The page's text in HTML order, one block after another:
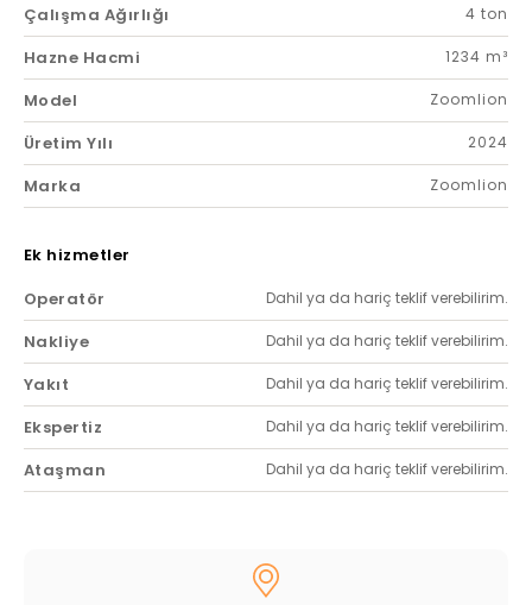
Çalışma Ağırlığı 4 ton
Hazne Hacmi 1234 m³
Model Zoomlion
Üretim Yılı 2024
Marka Zoomlion
Ek hizmetler
Operatör
Dahil ya da hariç teklif verebilirim.
Nakliye Dahil ya da hariç teklif verebilirim.
Yakıt Dahil ya da hariç teklif verebilirim.
Ekspertiz Dahil ya da hariç teklif verebilirim.
Ataşman Dahil ya da hariç teklif verebilirim.